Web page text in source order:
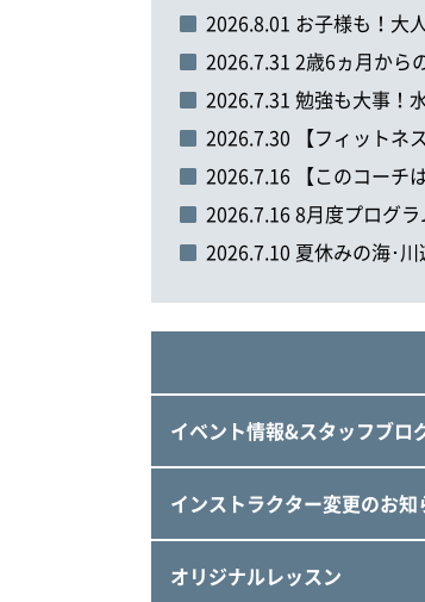
2026.8.01 お子様も！大
2026.7.31 2歳6ヵ月から
2026.7.31 勉強も大事！
2026.7.30 【フィットネ
2026.7.16 【このコー
2026.7.16 8月度プログ
2026.7.10 夏休みの海･
イベント情報&スタッフブロ
インストラクター変更のお知
オリジナルレッスン